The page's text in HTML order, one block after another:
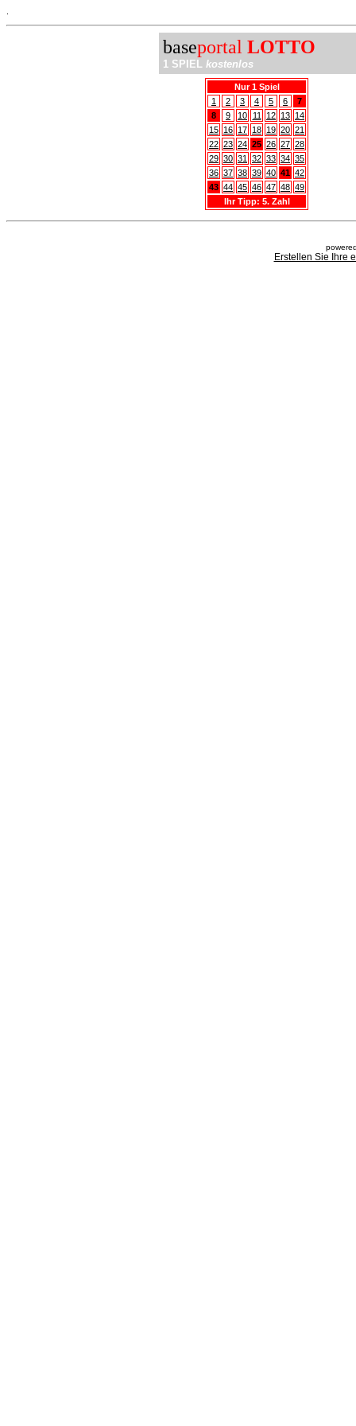
baseportal LOTTO
1 SPIEL kostenlos
Nur 1 Spiel
1
2 3 4 5 6
7
8
9 10 11 12 13 14
15 16 17 18 19 20 21
22 23 24 25 26 27 28
29 30 31 32 33 34 35
36 37 38 39 40 41 42
43 44 45 46 47 48 49
Ihr Tipp: 5. Zahl
Erstellen Sie Ihre